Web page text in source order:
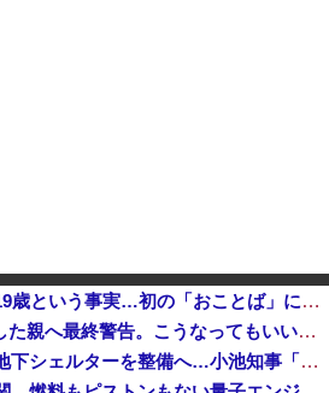
【驚愕】悠仁さまがもう19歳という事実…初の「おことば」にネット民驚嘆
PTA会長「PTA参加拒否した親へ最終警告。こうなってもいい？」他
東京都、八重洲駐車場に地下シェルターを整備へ…小池知事「弾道ミサイル攻撃から都民の命と財産守る」！